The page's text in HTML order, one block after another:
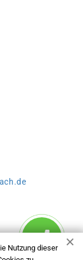
Nutzung dieser